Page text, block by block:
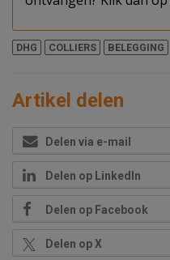
DHG COLLIERS BELEGGING
Artikel delen
Delen via e-mail
Delen op LinkedIn
Delen op Facebook
Delen op X